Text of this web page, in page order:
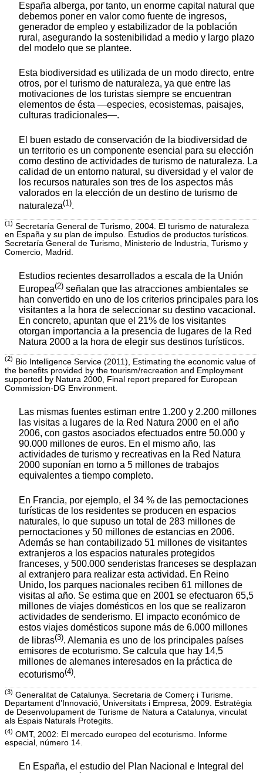
España alberga, por tanto, un enorme capital natural que
debemos poner en valor como fuente de ingresos,
generador de empleo y estabilizador de la población
rural, asegurando la sostenibilidad a medio y largo plazo
del modelo que se plantee.
Esta biodiversidad es utilizada de un modo directo, entre
otros, por el turismo de naturaleza, ya que entre las
motivaciones de los turistas siempre se encuentran
elementos de ésta —especies, ecosistemas, paisajes,
culturas tradicionales—.
El buen estado de conservación de la biodiversidad de
un territorio es un componente esencial para su elección
como destino de actividades de turismo de naturaleza. La
calidad de un entorno natural, su diversidad y el valor de
los recursos naturales son tres de los aspectos más
valorados en la elección de un destino de turismo de
naturaleza(1).
(1) Secretaría General de Turismo, 2004. El turismo de naturaleza
en España y su plan de impulso. Estudios de productos turísticos.
Secretaría General de Turismo, Ministerio de Industria, Turismo y
Comercio, Madrid.
Estudios recientes desarrollados a escala de la Unión
Europea(2) señalan que las atracciones ambientales se
han convertido en uno de los criterios principales para los
visitantes a la hora de seleccionar su destino vacacional.
En concreto, apuntan que el 21% de los visitantes
otorgan importancia a la presencia de lugares de la Red
Natura 2000 a la hora de elegir sus destinos turísticos.
(2) Bio Intelligence Service (2011), Estimating the economic value of
the benefits provided by the tourism/recreation and Employment
supported by Natura 2000, Final report prepared for European
Commission-DG Environment.
Las mismas fuentes estiman entre 1.200 y 2.200 millones
las visitas a lugares de la Red Natura 2000 en el año
2006, con gastos asociados efectuados entre 50.000 y
90.000 millones de euros. En el mismo año, las
actividades de turismo y recreativas en la Red Natura
2000 suponían en torno a 5 millones de trabajos
equivalentes a tiempo completo.
En Francia, por ejemplo, el 34 % de las pernoctaciones
turísticas de los residentes se producen en espacios
naturales, lo que supuso un total de 283 millones de
pernoctaciones y 50 millones de estancias en 2006.
Además se han contabilizado 51 millones de visitantes
extranjeros a los espacios naturales protegidos
franceses, y 500.000 senderistas franceses se desplazan
al extranjero para realizar esta actividad. En Reino
Unido, los parques nacionales reciben 61 millones de
visitas al año. Se estima que en 2001 se efectuaron 65,5
millones de viajes domésticos en los que se realizaron
actividades de senderismo. El impacto económico de
estos viajes domésticos supone más de 6.000 millones
de libras(3). Alemania es uno de los principales países
emisores de ecoturismo. Se calcula que hay 14,5
millones de alemanes interesados en la práctica de
ecoturismo(4).
(3) Generalitat de Catalunya. Secretaria de Comerç i Turisme.
Departament d’Innovació, Universitats i Empresa, 2009. Estratègia
de Desenvolupament de Turisme de Natura a Catalunya, vinculat
als Espais Naturals Protegits.
(4) OMT, 2002: El mercado europeo del ecoturismo. Informe
especial, número 14.
En España, el estudio del Plan Nacional e Integral del